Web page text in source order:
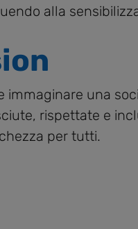
alla
immaginare una
rispettate e
per tutti.